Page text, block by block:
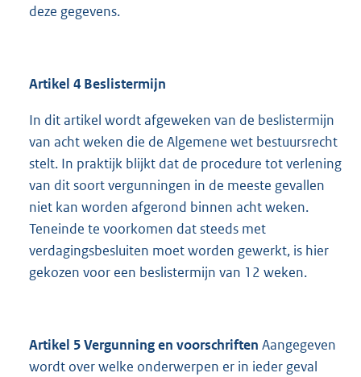
deze gegevens.
Artikel 4 Beslistermijn
In dit artikel wordt afgeweken van de beslistermijn
van acht weken die de Algemene wet bestuursrecht
stelt. In praktijk blijkt dat de procedure tot verlening
van dit soort vergunningen in de meeste gevallen
niet kan worden afgerond binnen acht weken.
Teneinde te voorkomen dat steeds met
verdagingsbesluiten moet worden gewerkt, is hier
gekozen voor een beslistermijn van 12 weken.
Artikel 5 Vergunning en voorschriften Aangegeven
wordt over welke onderwerpen er in ieder geval